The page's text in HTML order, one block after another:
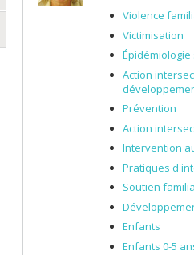
Violence
Victimisation
Action
Prévention
Action
Intervention
Pratiques
Soutien
Enfants
Enfants 0-5